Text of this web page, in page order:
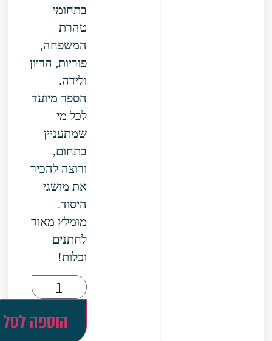
בתחומי
טהרת
המשפחה,
פוריות, הריון
ולידה.
הספר מיועד
לכל מי
שמתעניין
בתחום,
ורוצה להכיר
את מושגי
היסוד.
מומלץ מאוד
לחתנים
וכלות!
הוספה לסל